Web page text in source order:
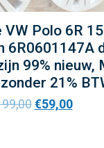
VW Polo 6R
6R0601147A
99% nieuw,
21%
€59,00